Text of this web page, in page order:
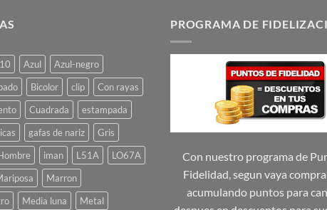
Las
opciones
se
pueden
elegir
en
la
página
de
producto
múltiples
Las
opciones
se
pueden
elegir
en
la
producto
Azul
Azul-negro
Bicolor clip
Con rayas
Cuadrada
estampada
gafas de nariz
Gris
iman L51A
LO67A
Marron
Media luna Metal
PROGRAMA DE
Con nuestro programa de
Fidelidad, segun vaya
acumulando puntos para